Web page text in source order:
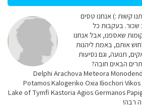
קשות :) אנחנו טסים
שכור. בעקבות כל
שאספנו, אבל אנחנו
אותם, באמת ליהנות
תנועה, וגם נסיעות
הבאים חובה?
Delphi Arachova Meteora
Potamos Kalogeriko Oxia Iliochori
Lake of Tymfi Kastoria Agios Germanos